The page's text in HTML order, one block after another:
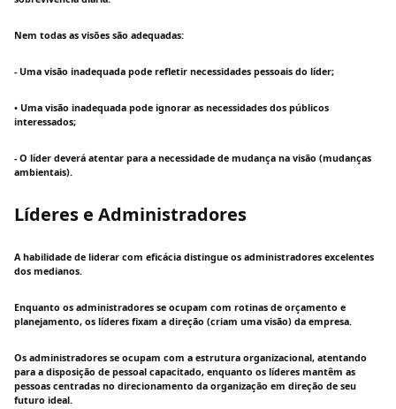
Nem todas as visões são adequadas:
- Uma visão inadequada pode refletir necessidades pessoais do líder;
• Uma visão inadequada pode ignorar as necessidades dos públicos
interessados;
- O líder deverá atentar para a necessidade de mudança na visão (mudanças
ambientais).
Líderes e Administradores
A habilidade de liderar com eficácia distingue os administradores excelentes
dos medianos.
Enquanto os administradores se ocupam com rotinas de orçamento e
planejamento, os líderes fixam a direção (criam uma visão) da empresa.
Os administradores se ocupam com a estrutura organizacional, atentando
para a disposição de pessoal capacitado, enquanto os líderes mantêm as
pessoas centradas no direcionamento da organização em direção de seu
futuro ideal.